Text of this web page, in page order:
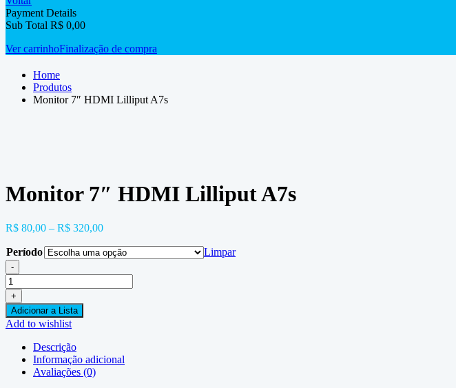
Payment Details
Sub Total R$ 0,00
Ver carrinhoFinalização de compra
Home
Produtos
Monitor 7″ HDMI Lilliput A7s
Monitor 7″ HDMI Lilliput A7s
R$ 80,00 – R$ 320,00
Período Limpar
-
Monitor
7"
HDMI
Lilliput
A7s
quantidade
+
Adicionar a Lista
Add to wishlist
Descrição
Informação adicional
Avaliações (0)